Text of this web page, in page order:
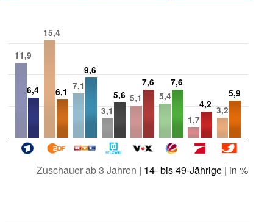
11,9
15,4
7,1
3,1
5,1 5,4
1,7
3,2
6,4 6,1
9,6
5,6
7,6
7,6
4,2
5,9
Zuschauer ab 3 Jahren | 14- bis 49-Jährige| in %